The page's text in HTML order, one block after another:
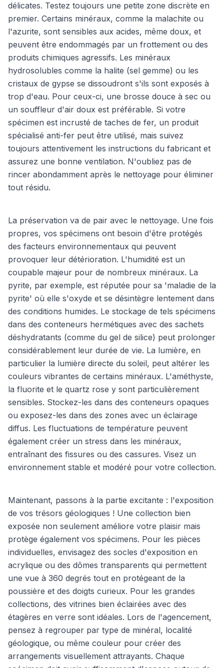
délicates. Testez toujours une petite zone discrète en
premier. Certains minéraux, comme la malachite ou
l'azurite, sont sensibles aux acides, même doux, et
peuvent être endommagés par un frottement ou des
produits chimiques agressifs. Les minéraux
hydrosolubles comme la halite (sel gemme) ou les
cristaux de gypse se dissoudront s'ils sont exposés à
trop d'eau. Pour ceux-ci, une brosse douce à sec ou
un souffleur d'air doux est préférable. Si votre
spécimen est incrusté de taches de fer, un produit
spécialisé anti-fer peut être utilisé, mais suivez
toujours attentivement les instructions du fabricant et
assurez une bonne ventilation. N'oubliez pas de
rincer abondamment après le nettoyage pour éliminer
tout résidu.
La préservation va de pair avec le nettoyage. Une fois
propres, vos spécimens ont besoin d'être protégés
des facteurs environnementaux qui peuvent
provoquer leur détérioration. L'humidité est un
coupable majeur pour de nombreux minéraux. La
pyrite, par exemple, est réputée pour sa 'maladie de la
pyrite' où elle s'oxyde et se désintègre lentement dans
des conditions humides. Le stockage de tels spécimens
dans des conteneurs hermétiques avec des sachets
déshydratants (comme du gel de silice) peut prolonger
considérablement leur durée de vie. La lumière, en
particulier la lumière directe du soleil, peut altérer les
couleurs vibrantes de certains minéraux. L'améthyste,
la fluorite et le quartz rose y sont particulièrement
sensibles. Stockez-les dans des conteneurs opaques
ou exposez-les dans des zones avec un éclairage
diffus. Les fluctuations de température peuvent
également créer un stress dans les minéraux,
entraînant des fissures ou des cassures. Visez un
environnement stable et modéré pour votre collection.
Maintenant, passons à la partie excitante : l'exposition
de vos trésors géologiques ! Une collection bien
exposée non seulement améliore votre plaisir mais
protège également vos spécimens. Pour les pièces
individuelles, envisagez des socles d'exposition en
acrylique ou des dômes transparents qui permettent
une vue à 360 degrés tout en protégeant de la
poussière et des doigts curieux. Pour les grandes
collections, des vitrines bien éclairées avec des
étagères en verre sont idéales. Lors de l'agencement,
pensez à regrouper par type de minéral, localité
géologique, ou même couleur pour créer des
arrangements visuellement attrayants. Chaque